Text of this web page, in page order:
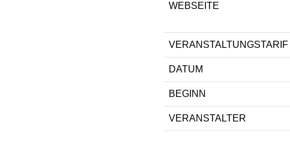
WEBSEITE
VERANSTALTUNGSTARIF
DATUM
BEGINN
VERANSTALTER